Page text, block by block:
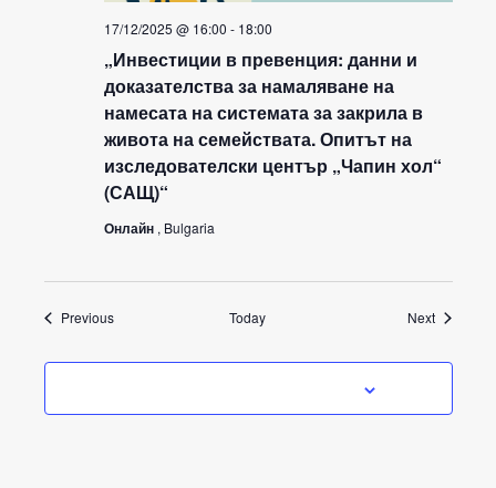
„Инвестиции в превенция: данни и
доказателства за намаляване на
намесата на системата за закрила в
живота на семействата. Опитът на
изследователски център „Чапин хол“
(САЩ)“
17/12/2025 @ 16:00 - 18:00
Онлайн , Bulgaria
PreviousEvents Today NextEvents